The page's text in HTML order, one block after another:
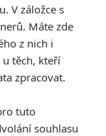
Šéfové
a Netflixu
na obří
22:28
V záložce s
Máte zde
z nich i
těch, kteří
zpracovat.
tuto
souhlasu